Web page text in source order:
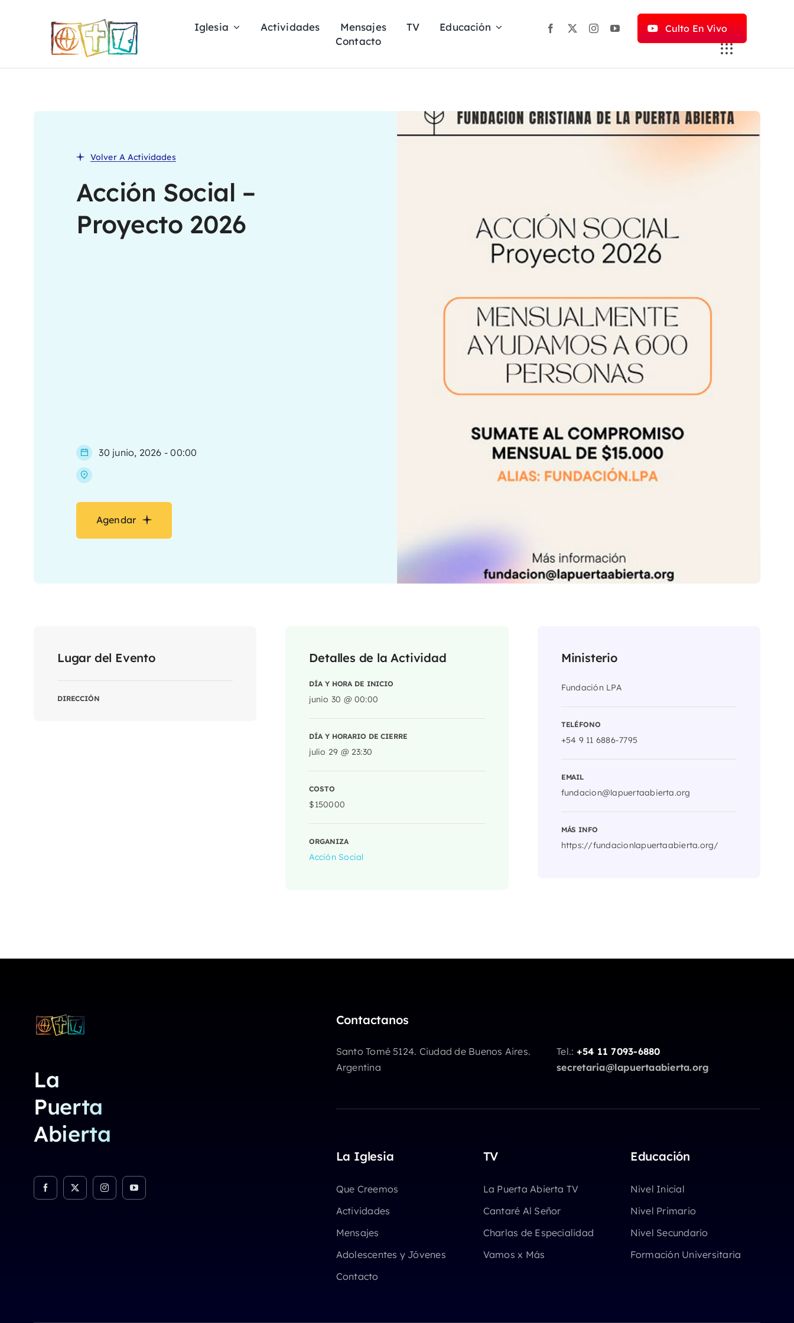
Iglesia Actividades Mensajes TV
Educación
Contacto
Culto En Vivo
Volver A Actividades
Acción Social –
Proyecto 2026
30 junio, 2026 - 00:00
Agendar
Lugar del Evento
DIRECCIÓN
Detalles de la Actividad
DÍA Y HORA DE INICIO
junio 30 @ 00:00
DÍA Y HORARIO DE CIERRE
julio 29 @ 23:30
COSTO
$150000
ORGANIZA
Acción Social
Ministerio
Fundación LPA
TELÉFONO
+54 9 11 6886-7795
EMAIL
fundacion@lapuertaabierta.org
MÁS INFO
https://fundacionlapuertaabierta.org/
La
Puerta
Abierta
Contactanos
Santo Tomé 5124. Ciudad de Buenos Aires.
Argentina
Tel.: +54 11 7093-6880
secretaria@lapuertaabierta.org
La Iglesia
Que Creemos
Actividades
Mensajes
Adolescentes y Jóvenes
Contacto
TV
La Puerta Abierta TV
Cantaré Al Señor
Charlas de Especialidad
Vamos x Más
Educación
Nivel Inicial
Nivel Primario
Nivel Secundario
Formación Universitaria